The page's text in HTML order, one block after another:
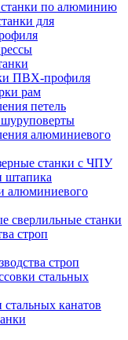
по алюминию
для
ПВХ-профиля
рам
петель
алюминиевого
станки с ЧПУ
штапика
алюминиевого
сверлильные станки
строп
строп
стальных
стальных канатов